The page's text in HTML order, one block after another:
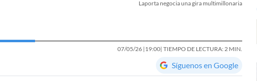
Laporta negocia una gira multimillonaria
07/05/26 |19:00| TIEMPO DE LECTURA: 2 MIN.
Síguenos en Google